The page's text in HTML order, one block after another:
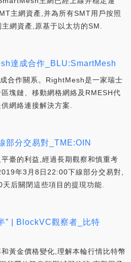
主網資產,并為所有SMT用戶按照
網資產,原基于以太坊的SM.
達成合作_BLU:SmartMesh
合作關系。RightMesh是一家瑞士
塊鏈、移動網格網絡及RMESH代
網絡連接解決方案.
部分交易對_TME:OIN
臺的利益,經過長期觀察和慎重考
年3月8日22:00下線部分交易對,
后關閉這些項目的提現功能.
” | BlockVC觀察者_比特
黃金價格變化,理解本輪行情比特幣